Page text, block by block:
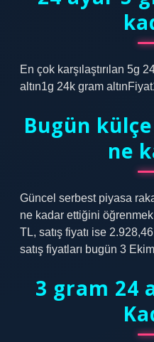
En çok karşılaştırılan 5g
altın1g 24k gram
Bugün
ne
Güncel serbest piyasa
ne kadar ettiğini
TL, satış fiyatı ise
satış fiyatları bugün 3
3 gram 24